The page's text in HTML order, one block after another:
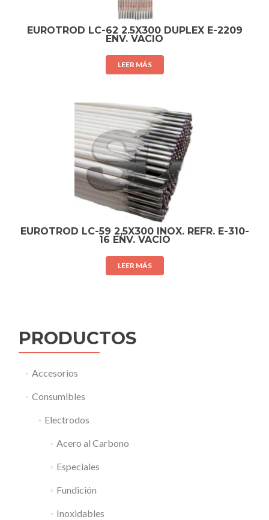
EUROTROD LC-62 2.5X300 DUPLEX E-2209
ENV. VACIO
LEER MÁS
EUROTROD LC-59 2,5X300 INOX. REFR. E-310-
16 ENV. VACIO
LEER MÁS
PRODUCTOS
Accesorios
Consumibles
Electrodos
Acero al Carbono
Especiales
Fundición
Inoxidables